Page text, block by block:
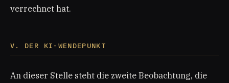
verrechnet hat.
V. DER KI-WENDEPUNKT
An dieser Stelle steht die zweite Beobachtung, die